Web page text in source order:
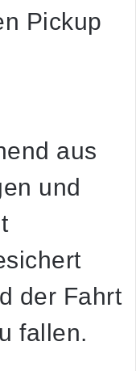
Pickup
aus
und
der Fahrt
fallen.